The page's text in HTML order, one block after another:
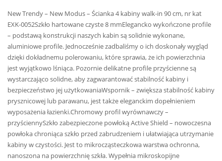
New Trendy – New Modus – Ścianka 4 kabiny walk-in 90 cm, nr kat
EXK-0052Szkło hartowane czyste 8 mmElegancko wykończone profile
– podstawą konstrukcji naszych kabin są solidnie wykonane,
aluminiowe profile. Jednocześnie zadbaliśmy o ich doskonały wygląd
dzięki dokładnemu polerowaniu, które sprawia, że ich powierzchnia
jest wyjątkowo lśniąca. Pozornie delikatne profile przyścienne są
wystarczająco solidne, aby zagwarantować stabilność kabiny i
bezpieczeństwo jej użytkowaniaWspornik – zwiększa stabilność kabiny
prysznicowej lub parawanu, jest także eleganckim dopełnieniem
wyposażenia łazienki.Chromowy profil wyrównawczy –
przyściennySzkło zabezpieczone powłoką Active Shield – nowoczesna
powłoka chroniąca szkło przed zabrudzeniem i ułatwiająca utrzymanie
kabiny w czystości. Jest to mikrocząsteczkowa warstwa ochronna,
nanoszona na powierzchnię szkła. Wypełnia mikroskopijne